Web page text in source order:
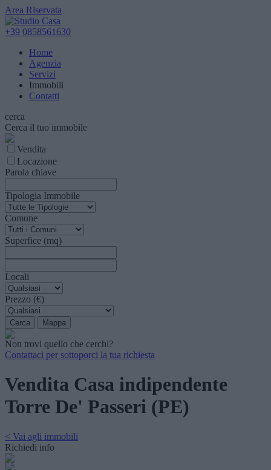
Area Riservata
+39 0858561630
Home
Agenzia
Servizi
Immobili
Contatti
cerca
Cerca il tuo immobile
Vendita
Locazione
Parola chiave
Tipologia Immobile
Comune
Superfice (mq)
Locali
Prezzo (€)
Non trovi quello che cerchi?
Contattaci per sottoporci la tua richiesta
Vendita Casa indipendente
Torre De' Passeri (PE)
< Vai agli immobili
Richiedi info